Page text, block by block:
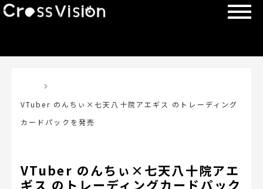
VTuber のんちぃ×七天八十院アエギス のトレーディング
カードパックを発売
VTuber のんちぃ×七天八十院アエ
ギス のトレーディングカードパック